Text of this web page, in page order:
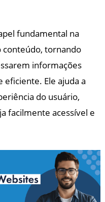
fundamental na
conteúdo, tornando
informações
Ele ajuda a
do usuário,
facilmente acessível e